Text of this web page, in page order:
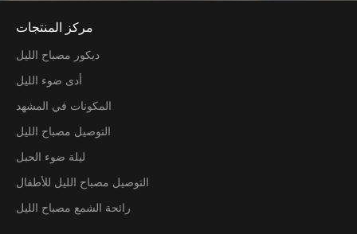
مركز المنتجات
ديكور مصباح الليل
أدى ضوء الليل
المكونات في المشهد
التوصيل مصباح الليل
ليلة ضوء الحبل
التوصيل مصباح الليل للأطفال
رائحة الشمع مصباح الليل